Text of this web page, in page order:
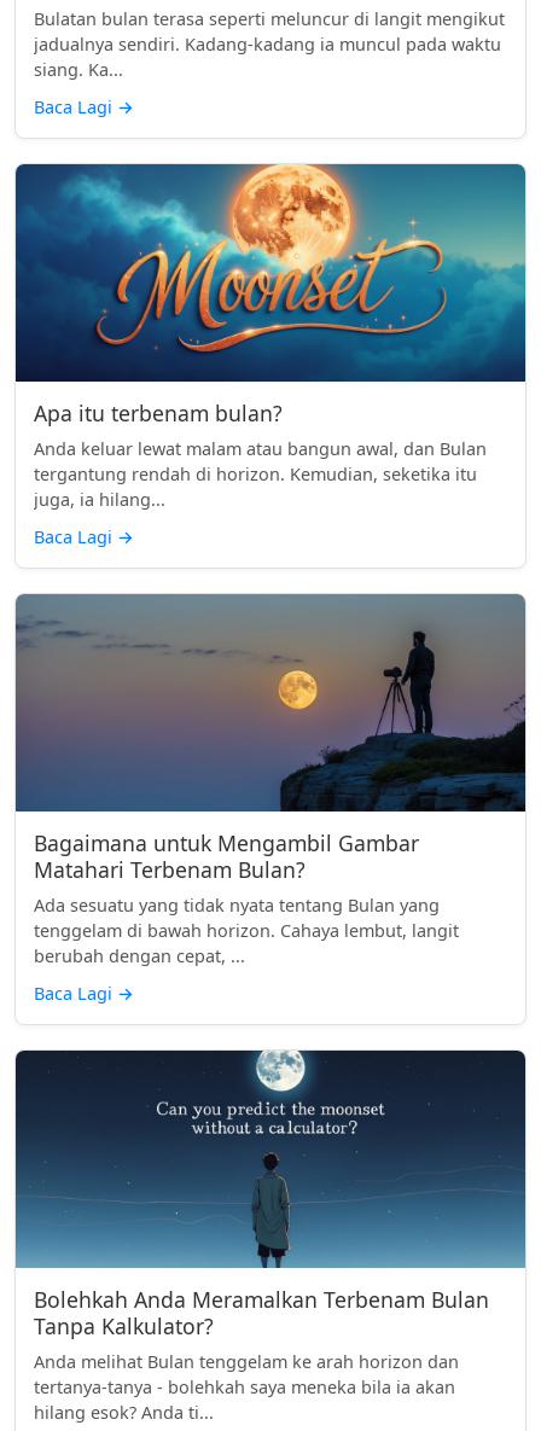
Bulatan bulan terasa seperti meluncur di langit mengikut
jadualnya sendiri. Kadang-kadang ia muncul pada waktu
siang. Ka...
Baca Lagi →
Apa itu terbenam bulan?
Anda keluar lewat malam atau bangun awal, dan Bulan
tergantung rendah di horizon. Kemudian, seketika itu
juga, ia hilang...
Baca Lagi →
Bagaimana untuk Mengambil Gambar
Matahari Terbenam Bulan?
Ada sesuatu yang tidak nyata tentang Bulan yang
tenggelam di bawah horizon. Cahaya lembut, langit
berubah dengan cepat, ...
Baca Lagi →
Bolehkah Anda Meramalkan Terbenam Bulan
Tanpa Kalkulator?
Anda melihat Bulan tenggelam ke arah horizon dan
tertanya-tanya - bolehkah saya meneka bila ia akan
hilang esok? Anda ti...